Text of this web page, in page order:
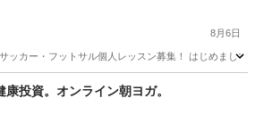
8月6日
ッカー・フットサル個人レッスン募集！ はじめまし
駅 サッカー 個人
康投資。オンライン朝ヨガ。